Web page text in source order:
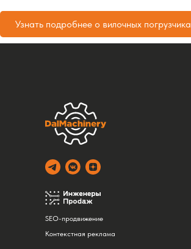
Узнать подробнее о вилочных
SEO-продвижение
Контекстная реклама